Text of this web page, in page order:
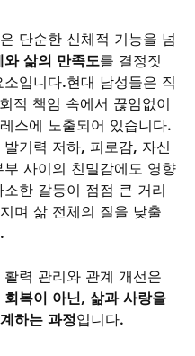
단순한 신체적 기능을 넘
와 삶의 만족도를 결정짓
입니다.현대 남성들은 직
적 책임 속에서 끊임없이
스에 노출되어 있습니다.
발기력 저하, 피로감, 자신
부 사이의 친밀감에도 영향
한 갈등이 점점 큰 거리
며 삶 전체의 질을 낮출
활력 관리와 관계 개선은
회복이 아닌, 삶과 사랑을
하는 과정입니다.